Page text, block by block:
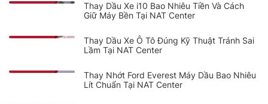
Thay Dầu Xe i10 Bao Nhiêu Tiền Và Cách
Giữ Máy Bền Tại NAT Center
Thay Dầu Xe Ô Tô Đúng Kỹ Thuật Tránh Sai
Lầm Tại NAT Center
Thay Nhớt Ford Everest Máy Dầu Bao Nhiêu
Lít Chuẩn Tại NAT Center